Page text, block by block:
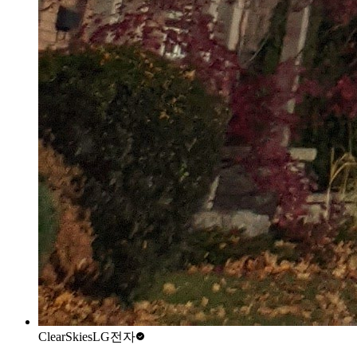
ClearSkiesLG전자